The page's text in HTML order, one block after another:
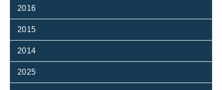
2016
2015
2014
2025